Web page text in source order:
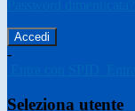
-
Seleziona utente